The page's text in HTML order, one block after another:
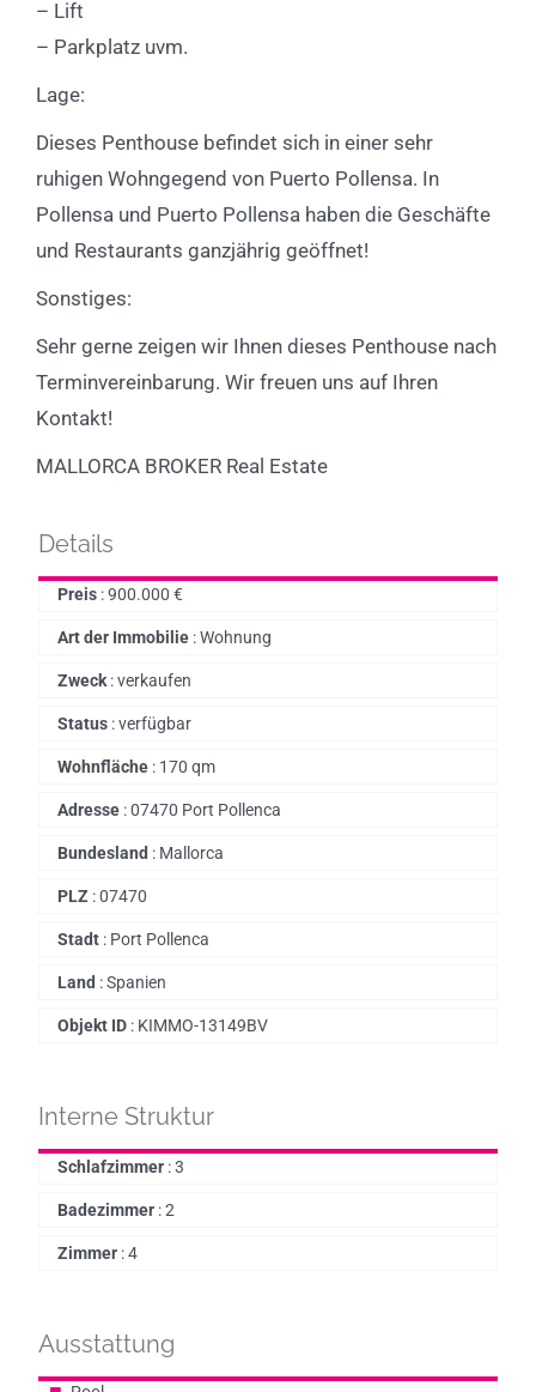
– Lift
– Parkplatz uvm.
Lage:
Dieses Penthouse befindet sich in einer sehr
ruhigen Wohngegend von Puerto Pollensa. In
Pollensa und Puerto Pollensa haben die Geschäfte
und Restaurants ganzjährig geöffnet!
Sonstiges:
Sehr gerne zeigen wir Ihnen dieses Penthouse nach
Terminvereinbarung. Wir freuen uns auf Ihren
Kontakt!
MALLORCA BROKER Real Estate
Details
Preis :900.000 €
Art der Immobilie :Wohnung
Zweck :verkaufen
Status :verfügbar
Wohnfläche : 170 qm
Adresse :07470 Port Pollenca
Bundesland : Mallorca
PLZ :07470
Stadt : Port Pollenca
Land :Spanien
Objekt ID : KIMMO-13149BV
Interne Struktur
Schlafzimmer :3
Badezimmer :2
Zimmer :4
Ausstattung